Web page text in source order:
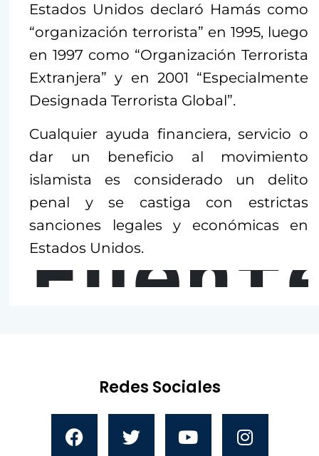
Estados Unidos declaró Hamás como
“organización terrorista” en 1995, luego
en 1997 como “Organización Terrorista
Extranjera” y en 2001 “Especialmente
Designada Terrorista Global”.
Cualquier ayuda financiera, servicio o
dar un beneficio al movimiento
islamista es considerado un delito
penal y se castiga con estrictas
sanciones legales y económicas en
Estados Unidos.
Redes Sociales